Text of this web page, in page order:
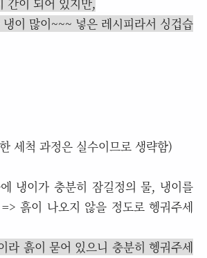
간이 되어 있지만,
이 많이~~~ 넣은 레시피라서 싱겁습
세척 과정은 실수이므로 생략함)
냉이가 충분히 잠길정의 물, 냉이를
흙이 나오지 않을 정도로 헹궈주세
라 흙이 묻어 있으니 충분히 헹궈주세